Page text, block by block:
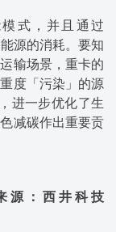
式，并且通过
源的消耗。要知
输场景，重卡的
度「污染」的源
进一步优化了生
减碳作出重要贡
源：西井科技